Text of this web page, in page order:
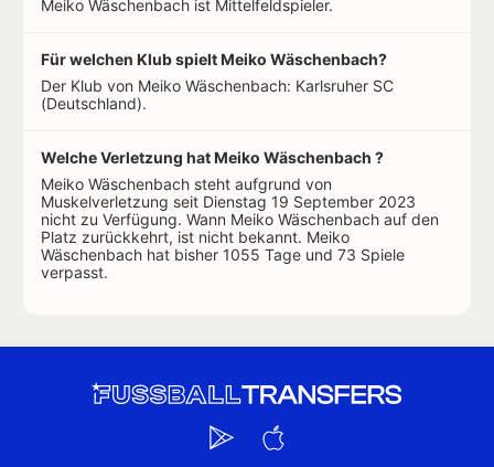
Meiko Wäschenbach ist Mittelfeldspieler.
Für welchen Klub spielt Meiko Wäschenbach?
Der Klub von Meiko Wäschenbach: Karlsruher SC
(Deutschland).
Welche Verletzung hat Meiko Wäschenbach ?
Meiko Wäschenbach steht aufgrund von
Muskelverletzung seit Dienstag 19 September 2023
nicht zu Verfügung. Wann Meiko Wäschenbach auf den
Platz zurückkehrt, ist nicht bekannt. Meiko
Wäschenbach hat bisher 1055 Tage und 73 Spiele
verpasst.